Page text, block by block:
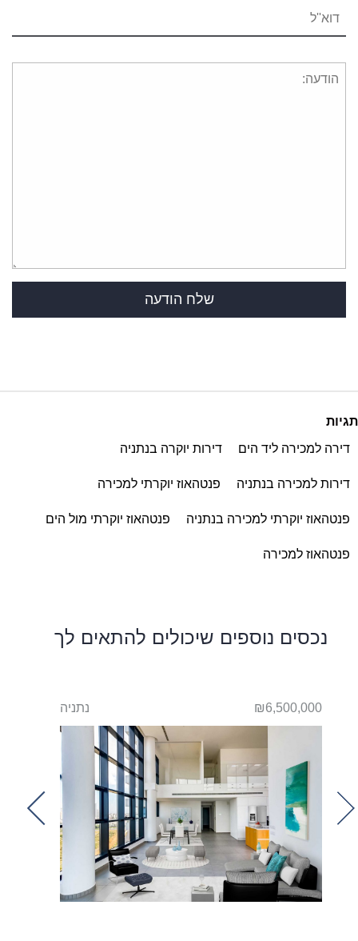
תגיות
דירה למכירה ליד הים
דירות יוקרה בנתניה
דירות למכירה בנתניה פנטהאוז יוקרתי למכירה
פנטהאוז יוקרתי למכירה בנתניה פנטהאוז יוקרתי מול הים
פנטהאוז למכירה
נכסים נוספים שיכולים להתאים לך
₪6,500,000 נתניה